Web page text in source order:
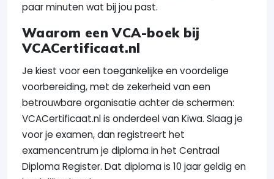
paar minuten wat bij jou past.
Waarom een VCA-boek bij
VCACertificaat.nl
Je kiest voor een toegankelijke en voordelige
voorbereiding, met de zekerheid van een
betrouwbare organisatie achter de schermen:
VCACertificaat.nl is onderdeel van Kiwa. Slaag je
voor je examen, dan registreert het
examencentrum je diploma in het Centraal
Diploma Register. Dat diploma is 10 jaar geldig en